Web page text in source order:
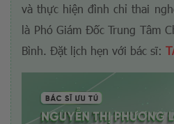
và thực hiện đình chỉ thai
là Phó Giám Đốc Trung Tâm
Bình. Đặt lịch hẹn với bác sĩ: